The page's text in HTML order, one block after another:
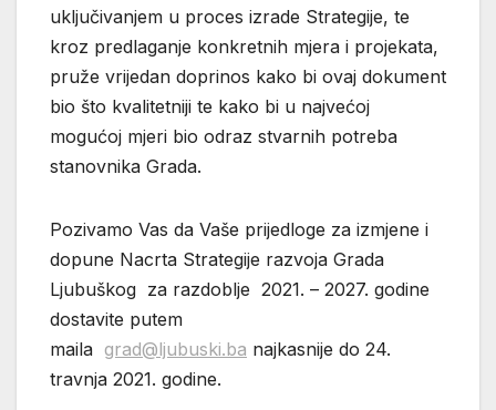
uključivanjem u proces izrade Strategije, te
kroz predlaganje konkretnih mjera i projekata,
pruže vrijedan doprinos kako bi ovaj dokument
bio što kvalitetniji te kako bi u najvećoj
mogućoj mjeri bio odraz stvarnih potreba
stanovnika Grada.
Pozivamo Vas da Vaše prijedloge za izmjene i
dopune Nacrta Strategije razvoja Grada
Ljubuškog za razdoblje 2021. – 2027. godine
dostavite putem
maila grad@ljubuski.ba najkasnije do 24.
travnja 2021. godine.